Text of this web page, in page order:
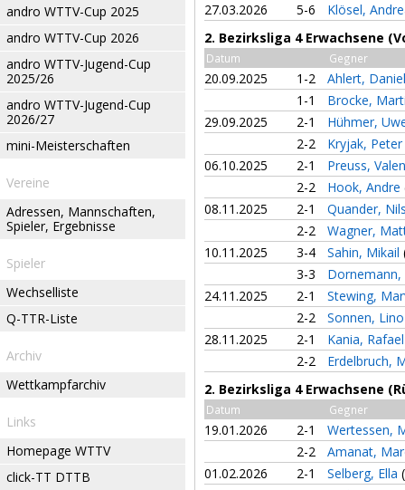
andro WTTV-Cup 2025
andro WTTV-Cup 2026
andro WTTV-Jugend-Cup
2025/26
andro WTTV-Jugend-Cup
2026/27
mini-Meisterschaften
Vereine
Adressen, Mannschaften,
Spieler, Ergebnisse
Spieler
Wechselliste
Q-TTR-Liste
Archiv
Wettkampfarchiv
Links
Homepage WTTV
click-TT DTTB
27.03.2026 5-6
Klösel,
2. Bezirksliga 4 Erwachsene
Datum Gegner
20.09.2025 1-2
Ahlert,
1-1
Brocke,
29.09.2025
2-1
Hühmer,
2-2
Kryjak, Peter
06.10.2025
2-1
Preuss,
2-2
Hook, Andre
08.11.2025
2-1
Quander,
2-2
Wagner,
10.11.2025
3-4 Sahin, Mikail
3-3
24.11.2025
2-1
Stewing,
2-2
Sonnen,
28.11.2025
2-1
Kania,
2-2
Erdelbruch,
2. Bezirksliga 4 Erwachsene
Datum Gegner
19.01.2026 2-1
Wertessen,
2-2
Amanat,
01.02.2026
2-1 Selberg, Ella